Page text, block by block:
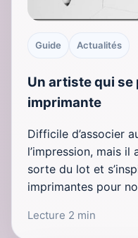
Guide Actualités
Un artiste qui se
imprimante
Difficile d’associer
l’impression, mais il
sorte du lot et
imprimantes pour
Lecture 2 min